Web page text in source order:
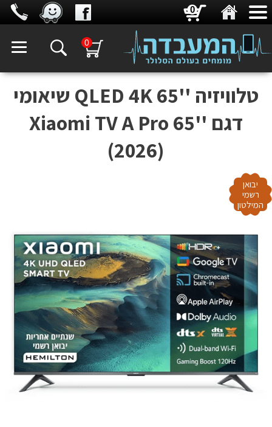
0
טלוויזיה ''65 QLED 4K שיאומי
דגם Xiaomi TV A Pro 65''
(2026)
יבואן
רשמי
המילטון
0